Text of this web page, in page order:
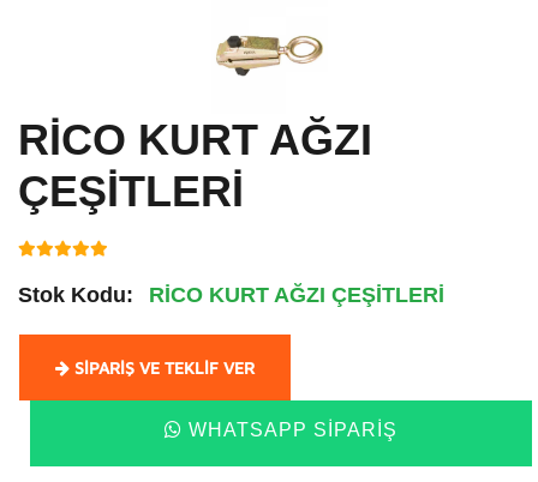
RİCO KURT AĞZI
ÇEŞİTLERİ
Stok Kodu: RİCO KURT AĞZI ÇEŞİTLERİ
SIPARIŞ VE TEKLIF VER
WHATSAPP SIPARIŞ